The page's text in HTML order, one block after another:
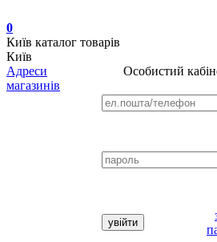
0
Київ каталог товарів
Київ
Адреси
магазинів
Особистий